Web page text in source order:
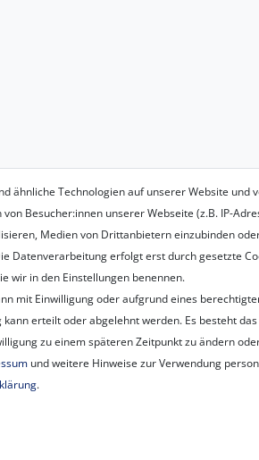
ähnliche Technologien auf unserer Website und
Besucher:innen unserer Webseite (z.B. IP-
Medien von Drittanbietern einzubinden
Datenverarbeitung erfolgt erst durch gesetzte
wir in den Einstellungen benennen.
mit Einwilligung oder aufgrund eines
erteilt oder abgelehnt werden. Es besteht das
zu einem späteren Zeitpunkt zu ändern
und weitere Hinweise zur Verwendung
.